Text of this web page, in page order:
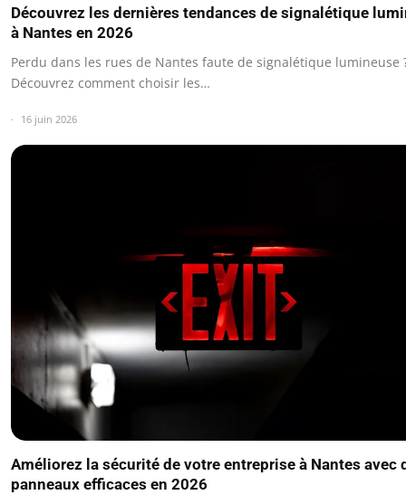
Découvrez les dernières tendances de signalétique
à Nantes en 2026
Perdu dans les rues de Nantes faute de signalétique lumineuse
Découvrez comment choisir les…
16 juin 2026
Améliorez la sécurité de votre entreprise à Nantes avec
panneaux efficaces en 2026